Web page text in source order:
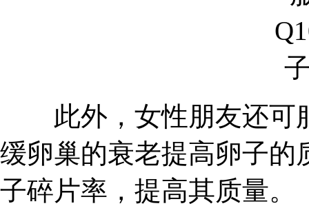
此外，女性朋友还可服
缓卵巢的衰老提高卵子的
子碎片率，提高其质量。